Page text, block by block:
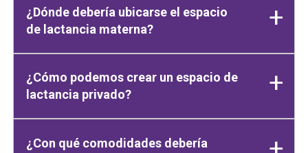
¿Dónde debería ubicarse el espacio
de lactancia materna?
¿Cómo podemos crear un espacio de
lactancia privado?
¿Con qué comodidades debería